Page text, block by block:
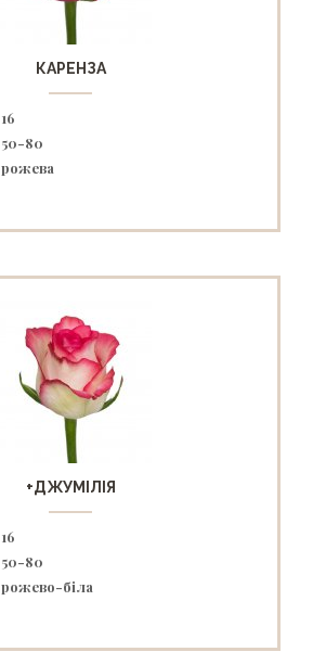
КАРЕНЗА
16
50-80
рожева
+ДЖУМІЛІЯ
16
50-80
рожево-біла